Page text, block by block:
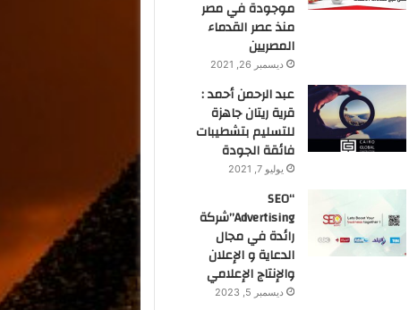
موجودة في مصر
منذ عصر القدماء
المصريين
ديسمبر 26, 2021
عبد الرحمن أحمد :
قرية ريتان جاهزة
للتسليم بتشطيبات
فائقة الجودة
يوليو 7, 2021
“SEO
Advertising”شركة
رائدة في مجال
الدعاية و الإعلان
والإنتاج الإعلامي
ديسمبر 5, 2023